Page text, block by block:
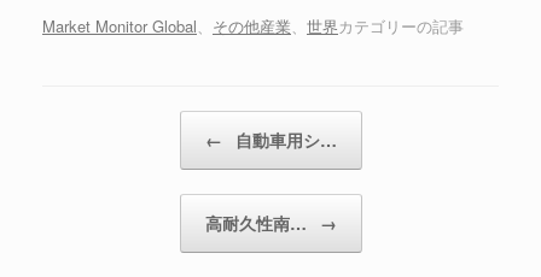
Market Monitor Global、 その他産業、 世界カテゴリーの記事
← 自動車用シ…
高耐久性南… →